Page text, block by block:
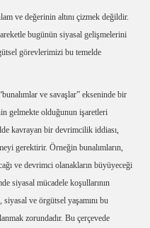
ve değerinin altını çizmek değildir.
bugünün siyasal gelişmelerini
görevlerimizi bu temelde
ve savaşlar” ekseninde bir
gelmekte olduğunun işaretleri
kavrayan bir devrimcilik iddiası,
gerektirir. Örneğin bunalımların,
ve devrimci olanakların büyüyeceği
siyasal mücadele koşullarının
ve örgütsel yaşamını bu
zorundadır. Bu çerçevede